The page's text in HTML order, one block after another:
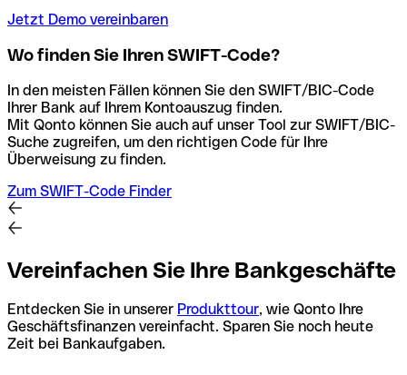
Jetzt Demo vereinbaren
Wo finden Sie Ihren SWIFT-Code?
In den meisten Fällen können Sie den SWIFT/BIC-Code
Ihrer Bank auf Ihrem Kontoauszug finden.
Mit Qonto können Sie auch auf unser Tool zur SWIFT/BIC-
Suche zugreifen, um den richtigen Code für Ihre
Überweisung zu finden.
Zum SWIFT-Code Finder
Vereinfachen Sie Ihre Bankgeschäfte
Entdecken Sie in unserer Produkttour, wie Qonto Ihre
Geschäftsfinanzen vereinfacht. Sparen Sie noch heute
Zeit bei Bankaufgaben.